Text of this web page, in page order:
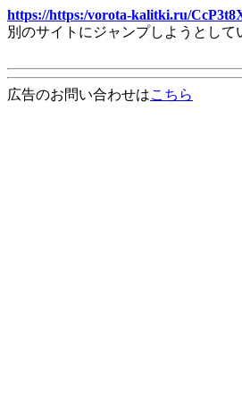
https://https:/vorota-kalitki.ru/
別のサイトにジャンプしようとし
広告のお問い合わせはこちら